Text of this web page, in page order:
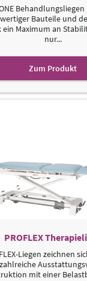
Bauteile und
ein Maximum an
nur...
Zum Produkt
PROFLEX
Liegen zeichnen
mit einer